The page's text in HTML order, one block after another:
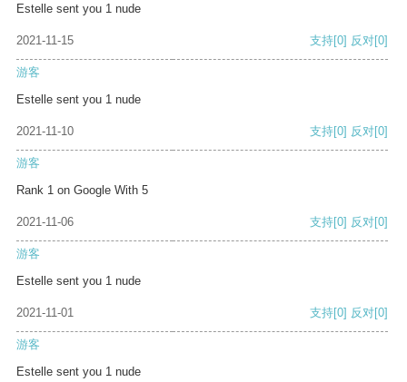
Estelle sent you 1 nude
2021-11-15 支持[0] 反对[0]
游客
Estelle sent you 1 nude
2021-11-10 支持[0] 反对[0]
游客
Rank 1 on Google With 5
2021-11-06 支持[0] 反对[0]
游客
Estelle sent you 1 nude
2021-11-01 支持[0] 反对[0]
游客
Estelle sent you 1 nude